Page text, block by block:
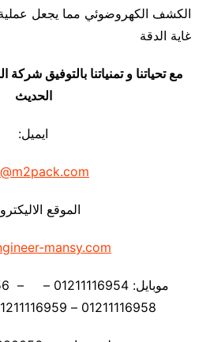
الكشف الكهروضوئي مما يجعل
غاية الدقة
مع تحياتنا و تمنياتنا بالتوفيق
الحديث
ايميل:
الموقع
mansy.com